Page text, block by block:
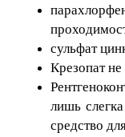
сульфат
Крезопат
лишь
средство